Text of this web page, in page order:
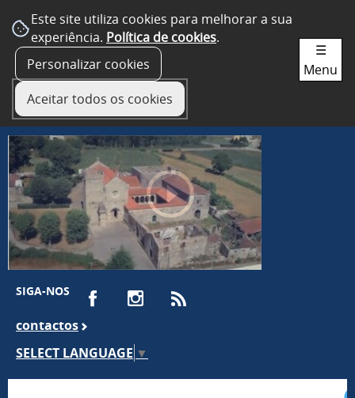
Este site utiliza cookies para melhorar a sua
experiência. Política de cookies.
Personalizar cookies
Aceitar todos os cookies
SIGA-NOS
contactos
SELECT LANGUAGE ▼
☰
Menu